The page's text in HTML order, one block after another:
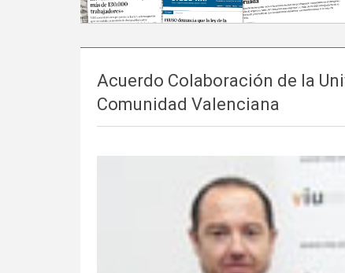
Acuerdo Colaboración de la
Comunidad Valenciana